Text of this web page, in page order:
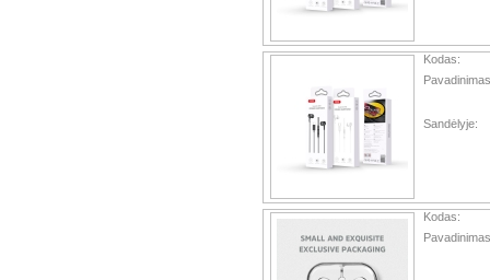
Kodas:
Sandėlyje:
Kodas: